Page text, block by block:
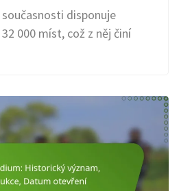
disponuje
000 míst, což z něj činí